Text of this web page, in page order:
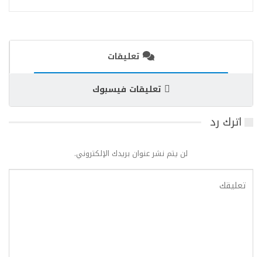
تعليقات
تعليقات فيسبوك
اترك رد
لن يتم نشر عنوان بريدك الإلكتروني.